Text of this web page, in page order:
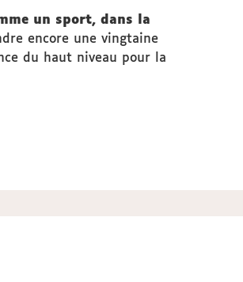
un sport, dans la
encore une vingtaine
du haut niveau pour la